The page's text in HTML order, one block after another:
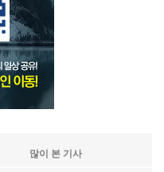
많이 본 기사